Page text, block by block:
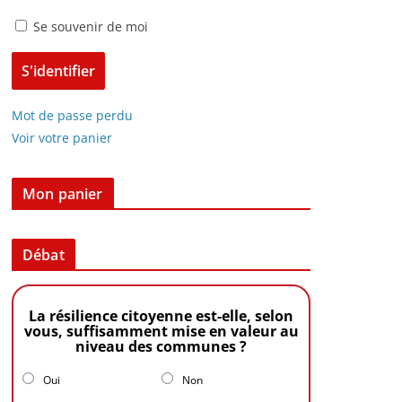
Se souvenir de moi
Mot de passe perdu
Voir votre panier
Mon panier
Débat
La résilience citoyenne est-elle, selon
vous, suffisamment mise en valeur au
niveau des communes ?
Oui Non